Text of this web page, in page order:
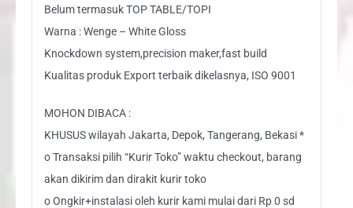
Belum termasuk TOP TABLE/TOPI
Warna : Wenge – White Gloss
Knockdown system,precision maker,fast build
Kualitas produk Export terbaik dikelasnya, ISO 9001
MOHON DIBACA :
KHUSUS wilayah Jakarta, Depok, Tangerang, Bekasi *
o Transaksi pilih “Kurir Toko” waktu checkout, barang
akan dikirim dan dirakit kurir toko
o Ongkir+instalasi oleh kurir kami mulai dari Rp 0 sd